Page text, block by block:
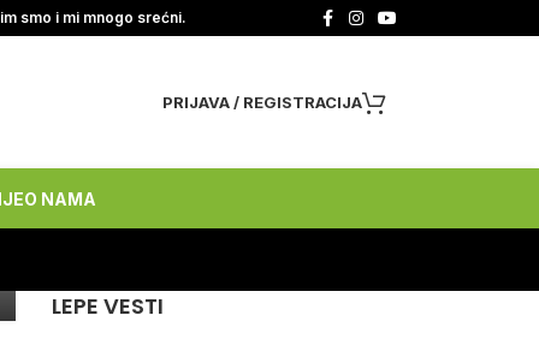
smo i mi mnogo srećni.
PRIJAVA / REGISTRACIJA
O NAMA
LEPE VESTI